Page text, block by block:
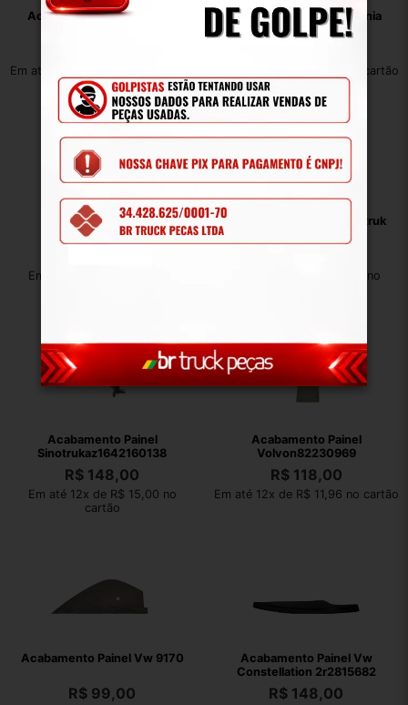
Acabamento Painel Scania
Em até 12x de R$ 11,96 no cartão
Acabamento Painel Scania
1725469
Em até 12x de R$ 11,96 no cartão
Acabamento Painel
Scania1451781
Em até 12x de R$ 40,13 no
Acabamento Painel Sinotruk
Em até 12x de R$ 20,07 no
Acabamento Painel
Sinotrukaz1642160138
R$ 148,00
Em até 12x de R$ 15,00 no
cartão
Acabamento Painel
Volvon82230969
R$118,00
Em até 12x de R$ 11,96 no cartão
Acabamento Painel Vw 9170
R$ 99,00
Acabamento Painel Vw
Constellation 2r2815682
R$ 148,00